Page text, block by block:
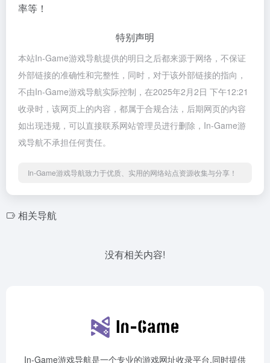
率等！
特别声明
本站In-Game游戏导航提供的明日之后都来源于网络，不保证
外部链接的准确性和完整性，同时，对于该外部链接的指向，
不由In-Game游戏导航实际控制，在2025年2月2日 下午12:21
收录时，该网页上的内容，都属于合规合法，后期网页的内容
如出现违规，可以直接联系网站管理员进行删除，In-Game游
戏导航不承担任何责任。
In-Game游戏导航致力于优质、实用的网络站点资源收集与分享！
相关导航
没有相关内容!
In-Game游戏导航是一个专业的游戏网址收录平台,同时提供